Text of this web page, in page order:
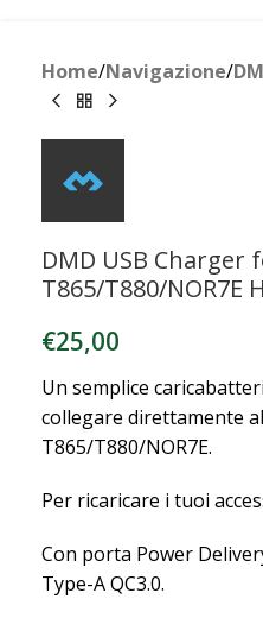
Home/Navigazione/
DMD USB Charger
T865/T880/NOR7E
€25,00
Un semplice
collegare direttamente
T865/T880/NOR7E.
Per ricaricare i tuoi
Con porta Power
Type-A QC3.0.